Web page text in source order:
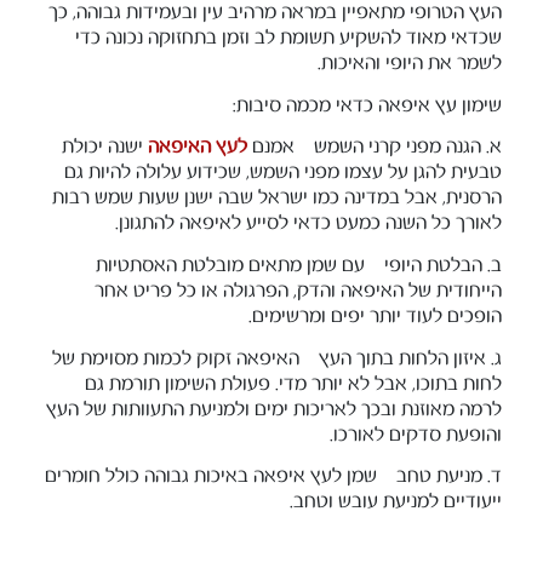
העץ הטרופי מתאפיין במראה מרהיב עין ובעמידות גבוהה, כך
שכדאי מאוד להשקיע תשומת לב וזמן בתחזוקה נכונה כדי
לשמר את היופי והאיכות.
שימון עץ איפאה כדאי מכמה סיבות:
א. הגנה מפני קרני השמש – אמנם לעץ האיפאהישנה יכולת
טבעית להגן על עצמו מפני השמש, שכידוע עלולה להיות גם
הרסנית, אבל במדינה כמו ישראל שבה ישנן שעות שמש רבות
לאורך כל השנה כמעט כדאי לסייע לאיפאה להתגונן.
ב. הבלטת היופי – עם שמן מתאים מובלטת האסתטיות
הייחודית של האיפאה והדק, הפרגולה או כל פריט אחר
הופכים לעוד יותר יפים ומרשימים.
ג. איזון הלחות בתוך העץ – האיפאה זקוק לכמות מסוימת של
לחות בתוכו, אבל לא יותר מדי. פעולת השימון תורמת גם
לרמה מאוזנת ובכך לאריכות ימים ולמניעת התעוותות של העץ
והופעת סדקים לאורכו.
ד. מניעת טחב – שמן לעץ איפאה באיכות גבוהה כולל חומרים
ייעודיים למניעת עובש וטחב.